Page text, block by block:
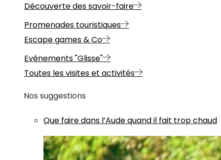
Découverte des savoir-faire
Promenades touristiques
Escape games & Co
Evénements "Glisse"
Toutes les visites et activités
Nos suggestions
Que faire dans l’Aude quand il fait trop chaud